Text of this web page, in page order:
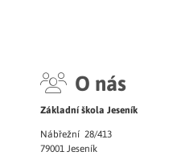
O nás
Základní škola Jeseník
Nábřežní 28/413
79001 Jeseník